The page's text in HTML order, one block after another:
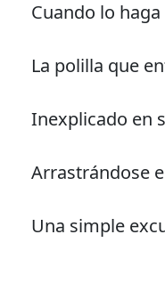
Cuando lo
La polilla que
Inexplicado en
Arrastrándose
Una simple